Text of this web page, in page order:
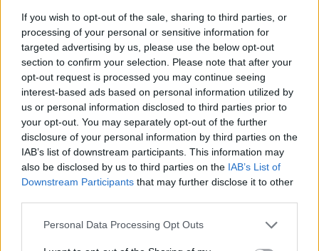
If you wish to opt-out of the sale, sharing to third parties, or
processing of your personal or sensitive information for
targeted advertising by us, please use the below opt-out
section to confirm your selection. Please note that after your
opt-out request is processed you may continue seeing
interest-based ads based on personal information utilized by
us or personal information disclosed to third parties prior to
your opt-out. You may separately opt-out of the further
disclosure of your personal information by third parties on the
IAB’s list of downstream participants. This information may
also be disclosed by us to third parties on the IAB’s List of
Downstream Participants that may further disclose it to other
Personal Data Processing Opt Outs
specialistus, kur šeimos gydytojas nėra toks
būtinas, pavyzdžiui, traumotologą. Jeigu
žmogus turi kokį sumušimą, tai gal jam
šeimos gydytojo konsultacija nėra būtina. Tai
atlaisvintų ir šeimos gydytojus“, – aiškino
L.Paškevičius.
Jo siūlymu, šeimos gydytojai dalį savo
funkcijų galėtų perleisti kitiems medikams.